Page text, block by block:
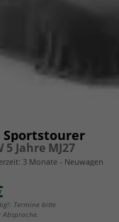
Sportstourer
5 Jahre MJ27
3 Monate Neuwagen
Termine bitte